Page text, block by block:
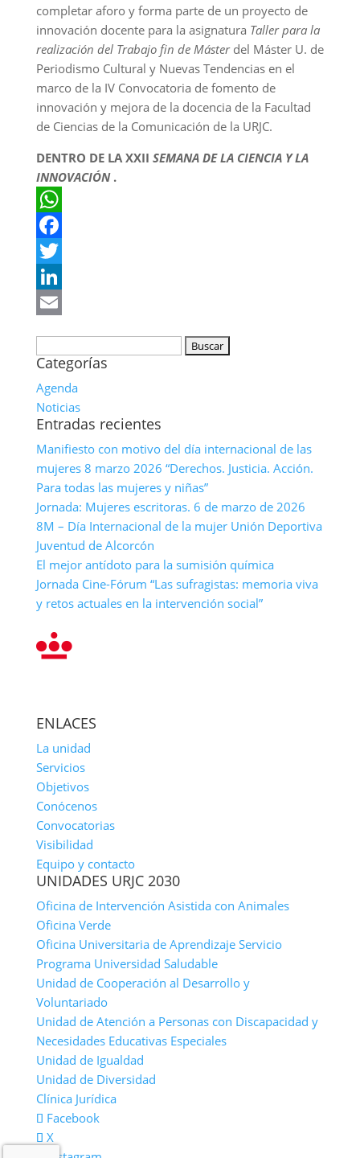
completar aforo y forma parte de un proyecto de
innovación docente para la asignatura Taller para la
realización del Trabajo fin de Máster del Máster U. de
Periodismo Cultural y Nuevas Tendencias en el
marco de la IV Convocatoria de fomento de
innovación y mejora de la docencia de la Facultad
de Ciencias de la Comunicación de la URJC.
DENTRO DELA XXII SEMANA DE LA CIENCIA Y LA
INNOVACIÓN .
WhatsApp
Facebook
Twitter
LinkedIn
Categorías
Agenda
Noticias
Entradas recientes
Manifiesto con motivo del día internacional de las
mujeres 8 marzo 2026 “Derechos. Justicia. Acción.
Para todas las mujeres y niñas”
Jornada: Mujeres escritoras. 6 de marzo de 2026
8M – Día Internacional de la mujer Unión Deportiva
Juventud de Alcorcón
El mejor antídoto para la sumisión química
Jornada Cine-Fórum “Las sufragistas: memoria viva
y retos actuales en la intervención social”
ENLACES
La unidad
Servicios
Objetivos
Conócenos
Convocatorias
Visibilidad
Equipo y contacto
UNIDADES URJC 2030
Oficina de Intervención Asistida con Animales
Oficina Verde
Oficina Universitaria de Aprendizaje Servicio
Programa Universidad Saludable
Unidad de Cooperación al Desarrollo y
Voluntariado
Unidad de Atención a Personas con Discapacidad y
Necesidades Educativas Especiales
Unidad de Igualdad
Unidad de Diversidad
Clínica Jurídica
Facebook
X